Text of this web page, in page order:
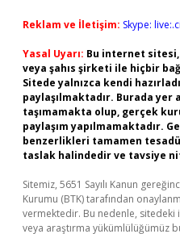
Reklam ve İletişim: Skype:
Yasal Uyarı: Bu internet
veya şahıs şirketi ile hiçbir
Sitede yalnızca kendi
paylaşılmaktadır. Burada
taşımamakta olup, gerçek
paylaşım yapılmamaktadır.
benzerlikleri tamamen
taslak halindedir ve tavsiye
Sitemiz, 5651 Sayılı Kanun
Kurumu (BTK) tarafından
vermektedir. Bu nedenle,
veya araştırma yükümlülüğümüz